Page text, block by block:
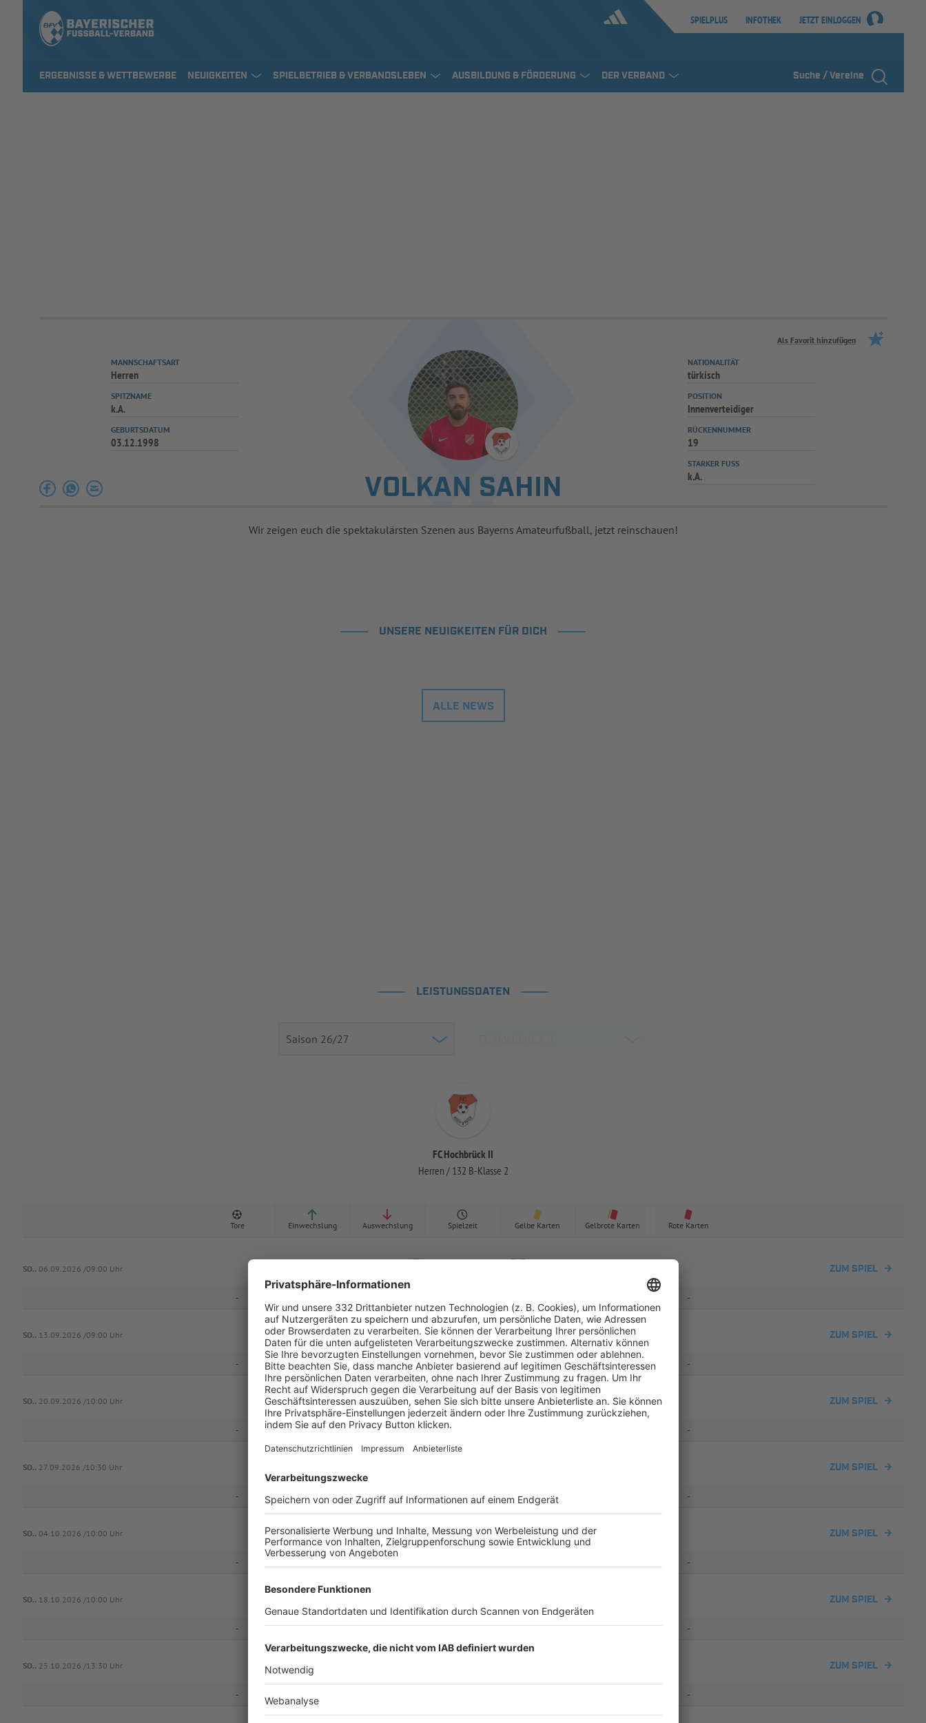
SPIELPLUS INFOTHEK JETZT EINLOGGEN
ERGEBNISSE & WETTBEWERBE NEUIGKEITEN SPIELBETRIEB & VERBANDSLEBEN AUSBILDUNG & FÖRDERUNG DER VERBAND Suche / Vereine
Als Favorit hinzufügen
VOLKAN SAHIN
MANNSCHAFTSART
Herren
SPITZNAME
k.A.
GEBURTSDATUM
03.12.1998
NATIONALITÄT
türkisch
POSITION
Innenverteidiger
RÜCKENNUMMER
19
STARKER FUSS
k.A.
Wir zeigen euch die spektakulärsten Szenen aus Bayerns Amateurfußball, jetzt reinschauen!
UNSERE NEUIGKEITEN FÜR DICH
ALLE NEWS
LEISTUNGSDATEN
FC Hochbrück II
Herren / 132 B-Klasse 2
Tore Einwechslung Auswechslung Spielzeit Gelbe Karten Gelbrote Karten Rote Karten
SO.. 06.09.2026 /09:00 Uhr ZUM SPIEL
- -
SO.. 13.09.2026 /09:00 Uhr RW Tunesien München -:- FC Hochbrück II ZUM SPIEL
- - - - - - -
SO.. 20.09.2026 /10:00 Uhr FC Hochbrück II -:- SV WBAM ZUM SPIEL
- - - -
SO.. 27.09.2026 /10:30 Uhr ZUM SPIEL
- - - - - -
SO.. 04.10.2026 /10:00 Uhr FC Hochbrück II -:- SV Nord München- ZUM SPIEL
- -
SO.. 18.10.2026 /10:00 Uhr - - ZUM SPIEL
- - - - - - -
SO.. 25.10.2026 /13:30 Uhr FV Hansa Neuhausen ZUM SPIEL
- -